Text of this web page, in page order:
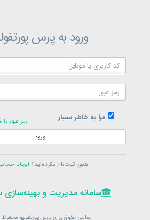
ورود به پارس
مرا به خاطر بسپار
رمز عبور
ورود
هنوز ثبت‌نام نکرده‌اید؟ ایجاد حساب
سامانه مدیریت و
تمامی حقوق برای پارس پورتفولیو
ثبت‌نام پارس
ثبت‌نام
در حال حاضر عضو هستید؟فرم ورود
سامانه مدیریت و
بازیابی رمز پارس
در حال حاضر عضو هستید؟
سامانه مدیریت و
تمامی حقوق برای پارس پورتفولیو محفوظ